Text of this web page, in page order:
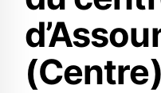
(Centre)